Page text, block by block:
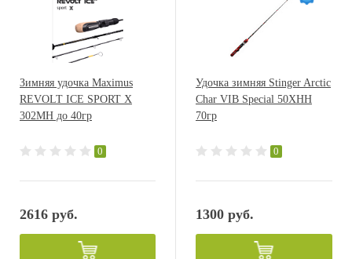
Зимняя удочка Maximus
REVOLT ICE SPORT X
302MH до 40гр
0
2616 руб.
Удочка зимняя Stinger Arctic
Char VIB Special 50XHH
70гр
0
1300 руб.